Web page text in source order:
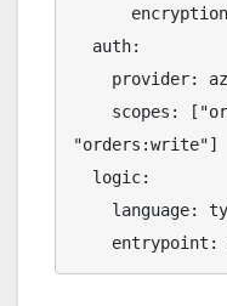
"orders:write"]